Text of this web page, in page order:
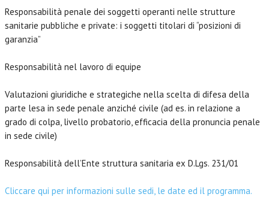
Responsabilità penale dei soggetti operanti nelle strutture
sanitarie pubbliche e private: i soggetti titolari di “posizioni di
garanzia”
Responsabilità nel lavoro di equipe
Valutazioni giuridiche e strategiche nella scelta di difesa della
parte lesa in sede penale anziché civile (ad es. in relazione a
grado di colpa, livello probatorio, efficacia della pronuncia penale
in sede civile)
Responsabilità dell’Ente struttura sanitaria ex D.Lgs. 231/01
Cliccare qui per informazioni sulle sedi, le date ed il programma.